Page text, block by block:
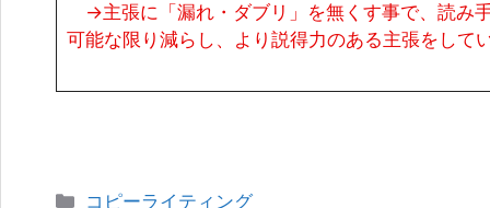
→主張に「漏れ・ダブリ」を無くす事で、読み
可能な限り減らし、より説得力のある主張をして
カ
コピーライティング